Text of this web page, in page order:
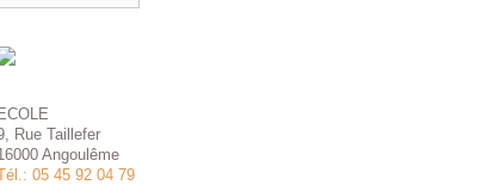
ECOLE
Rue Taillefer
Angoulême
05 45 92 04 79